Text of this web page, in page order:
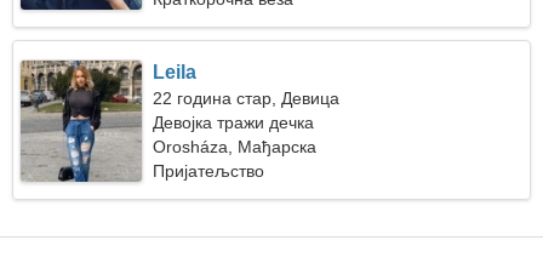
Leila
22 година стар, Девица
Девојка тражи дечка
Orosháza, Мађарска
Пријатељство